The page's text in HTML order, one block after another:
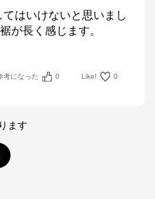
はいけないと思いまし
が長く感じます。
考になった 0 Like! 0
ます